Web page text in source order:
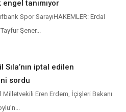
tanımıyor
Spor SarayıHAKEMLER: Erdal
Şener...
Sıla’nın iptal edilen
sordu
Milletvekili Eren Erdem, İçişleri Bakanı